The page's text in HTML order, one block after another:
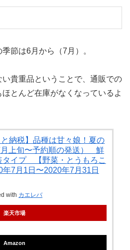
節は6月から（7月）。
貴重品ということで、通販での
とんど在庫がなくなっているよ
と納税】品種は甘々娘！夏の
月上旬〜予約順の発送） 鮮
タイプ 【野菜・とうもろこ
7月1日〜2020年7月31日
with カエレバ
楽天市場
Amazon